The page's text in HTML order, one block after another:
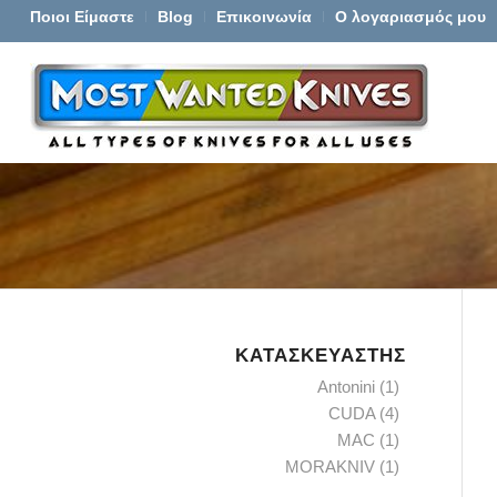
Ποιοι Είμαστε Blog Επικοινωνία Ο λογαριασμός μου
ΚΑΤΑΣΚΕΥΑΣΤΉΣ
Antonini (1)
CUDA (4)
MAC (1)
MORAKNIV (1)